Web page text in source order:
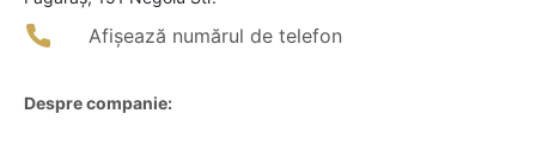
Afișează numărul de telefon
Despre companie: